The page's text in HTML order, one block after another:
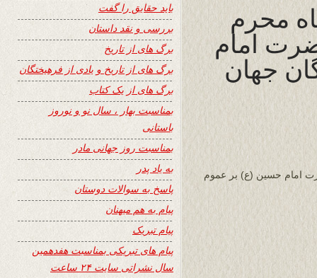
محرم
امام
جهان
امام حسین (ع) بر عموم
باید حقایق را گفت
بررسی و نقد داستان
برگ های از تاریخ
برگ های از تاریخ و یادی از فرهیختگان
برگ های از یک کتاب
بمناسبت بهار ، سال نو و نوروز
باستانی
بمناسبت روز جهانی مادر
به یاد پدر
پاسخ به سوالات دوستان
پیام به هم میهنان
پیام تبریک
پیام های تبریکی بمناسبت هفدهمین
سال نشراتی سایت ۲۴ ساعت